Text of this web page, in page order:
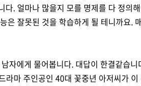
다. 얼마나 많을지 모를 명제를 다 정의
은 잘못된 것을 학습하게 될 테니까요.
자에게 물어봅니다. 대답이 한결같습
라마 주인공인 40대 꽃중년 아저씨가